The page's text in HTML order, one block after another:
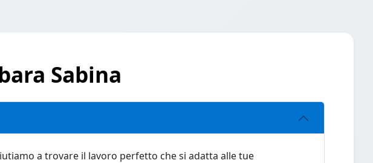
Sabina
a trovare il lavoro perfetto che si adatta alle tue